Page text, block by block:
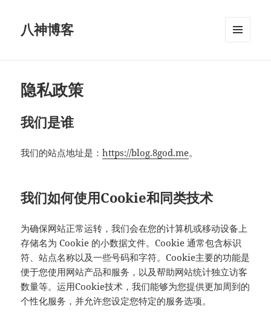
八神博客
隐私政策
我们是谁
我们的站点地址是：https://blog.8god.me。
我们如何使用Cookie和同类技术
为确保网站正常运转，我们会在您的计算机或移动设备上
存储名为 Cookie 的小数据文件。Cookie 通常包含标识
符、站点名称以及一些号码和字符。Cookie主要的功能是
便于您使用网站产品和服务，以及帮助网站统计独立访客
数量等。运用Cookie技术，我们能够为您提供更加周到的
个性化服务，并允许您设定您特定的服务选项。